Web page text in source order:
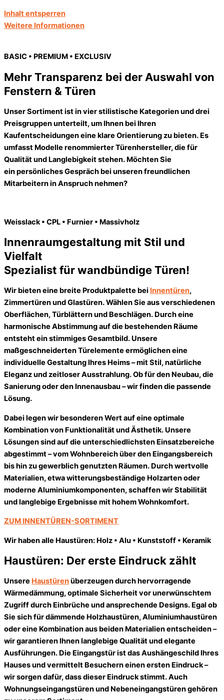
Inhalt entsperren
Weitere Informationen
BASIC • PREMIUM • EXCLUSIV
Mehr Transparenz bei der Auswahl von
Fenstern & Türen
Unser Sortiment ist in vier stilistische Kategorien und drei
Preisgruppen unterteilt, um Ihnen bei Ihren
Kaufentscheidungen eine klare Orientierung zu bieten. Es
umfasst Modelle renommierter Türenhersteller, die für
Qualität und Langlebigkeit stehen. Möchten Sie
ein persönliches Gespräch bei unseren freundlichen
Mitarbeitern in Anspruch nehmen?
Weisslack • CPL • Furnier • Massivholz
Innenraumgestaltung mit Stil und
Vielfalt
Spezialist für wandbündige Türen!
Wir bieten eine breite Produktpalette bei Innentüren,
Zimmertüren und Glastüren. Wählen Sie aus verschiedenen
Oberflächen, Türblättern und Beschlägen. Durch eine
harmonische Abstimmung auf die bestehenden Räume
entsteht ein stimmiges Gesamtbild. Unsere
maßgeschneiderten Türelemente ermöglichen eine
individuelle Gestaltung Ihres Heims – mit Stil, natürliche
Eleganz und zeitloser Ausstrahlung. Ob für den Neubau, die
Sanierung oder den Innenausbau – wir finden die passende
Lösung.
Dabei legen wir besonderen Wert auf eine optimale
Kombination von Funktionalität und Ästhetik. Unsere
Lösungen sind auf die unterschiedlichsten Einsatzbereiche
abgestimmt – vom Wohnbereich über den Eingangsbereich
bis hin zu gewerblich genutzten Räumen. Durch wertvolle
Materialien, etwa witterungsbeständige Holzarten oder
moderne Aluminiumkomponenten, schaffen wir Stabilität
und langlebige Ergebnisse mit hohem Wohnkomfort.
ZUM INNENTÜREN-SORTIMENT
Wir haben alle Haustüren: Holz • Alu • Kunststoff • Keramik
Haustüren: Der erste Eindruck zählt
Unsere Haustürenüberzeugen durch hervorragende
Wärmedämmung, optimale Sicherheit vor unerwünschtem
Zugriff durch Einbrüche und ansprechende Designs. Egal ob
Sie sich für dämmende Holzhaustüren, Aluminiumhaustüren
oder eine Kombination aus beiden Materialien entscheiden –
wir garantieren Ihnen langlebige Qualität und elegante
Ausführungen. Die Eingangstür ist das Aushängeschild Ihres
Hauses und vermittelt Besuchern einen ersten Eindruck –
wir sorgen dafür, dass dieser Eindruck stimmt. Auch
Wohnungseingangstüren und Nebeneingangstüren gehören